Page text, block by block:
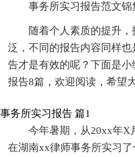
事务所实习报告范文锦
随着个人素质的提升
泛，不同的报告内容同样
告才是有效的呢？下面是
报告8篇，欢迎阅读，希望
事务所实习报告 篇1
今年暑期，从20xx年X
在湖南xx律师事务所实习